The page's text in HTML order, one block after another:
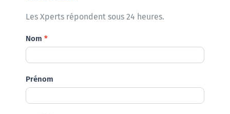
Les Xperts répondent sous 24 heures.
Demande
Nom *
Prénom